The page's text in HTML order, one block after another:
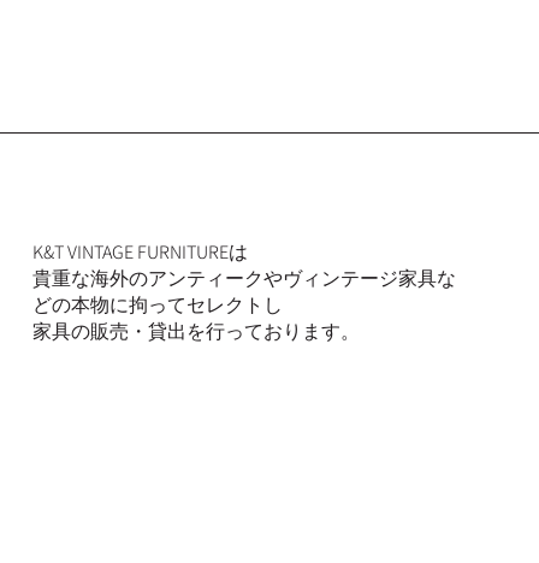
K&T VINTAGE FURNITUREは
貴重な海外のアンティークやヴィンテージ家具な
どの本物に拘ってセレクトし
家具の販売・貸出を行っております。